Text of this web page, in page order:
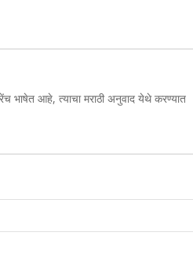
भाषेत आहे, त्याचा मराठी अनुवाद येथे करण्यात